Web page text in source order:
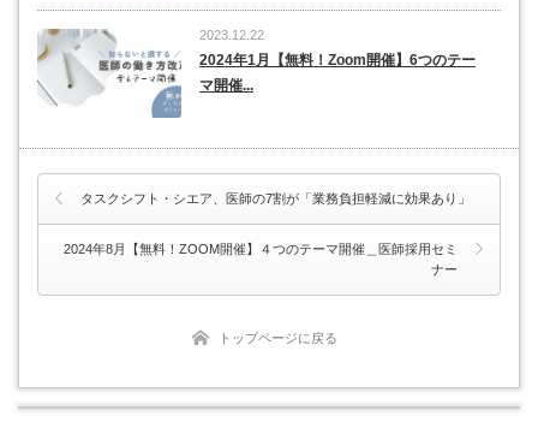
2023.12.22
2024年1月【無料！Zoom開催】6つのテー
マ開催...
タスクシフト・シエア、医師の7割が「業務負担軽減に効果あり」
2024年8月【無料！ZOOM開催】４つのテーマ開催＿医師採用セミ
ナー
トップページに戻る